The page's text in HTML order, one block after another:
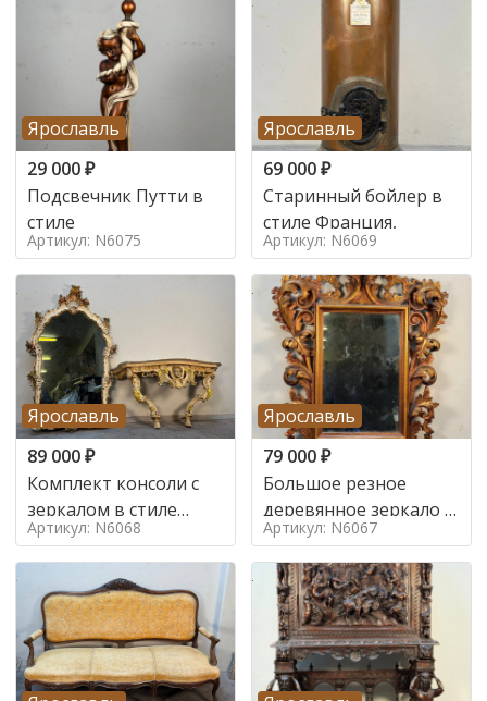
Ярославль
29 000₽
Подсвечник Путти в
стиле
Артикул: N6075
Ярославль
69 000₽
Старинный бойлер в
стиле Франция,
Артикул: N6069
Ярославль
89 000₽
Комплект консоли с
зеркалом в стиле
ренессанс,
Артикул: N6068
Ярославль
79 000₽
Большое резное
деревянное зеркало с
золочением в стиле
Артикул: N6067